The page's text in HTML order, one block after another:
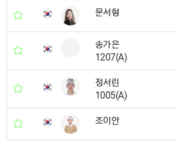
문서형
송가은
1207(A)
정서린
1005(A)
조이안